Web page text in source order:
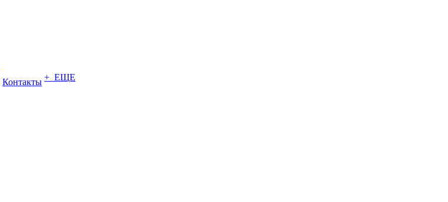
Контакты + ЕЩЕ